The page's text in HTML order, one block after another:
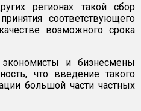
регионах такой сбор
соответствующего
возможного срока
и бизнесмены
что введение такого
большой части частных